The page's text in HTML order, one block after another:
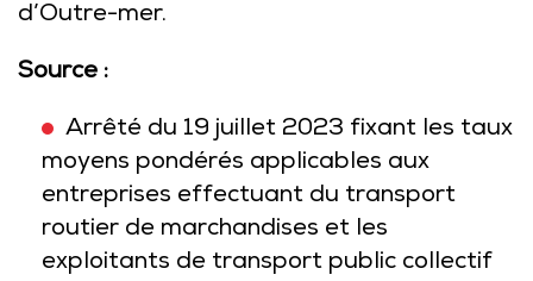
d’Outre-mer.
Source :
Arrêté du 19 juillet 2023 fixant les taux
moyens pondérés applicables aux
entreprises effectuant du transport
routier de marchandises et les
exploitants de transport public collectif